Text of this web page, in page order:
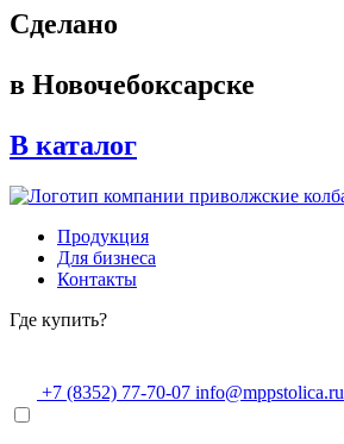
Cделано
в Новочебоксарске
В каталог
Продукция
Для бизнеса
Контакты
Где купить?
+7 (8352) 77-70-07 info@mppstolica.ru